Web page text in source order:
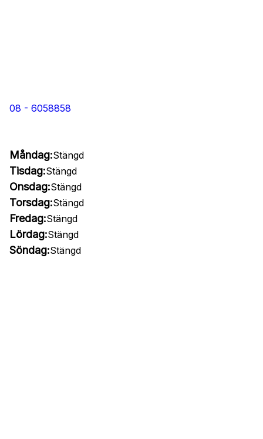
08 - 6058858
Måndag:Stängd
Tisdag:Stängd
Onsdag:Stängd
Torsdag:Stängd
Fredag:Stängd
Lördag:Stängd
Söndag:Stängd